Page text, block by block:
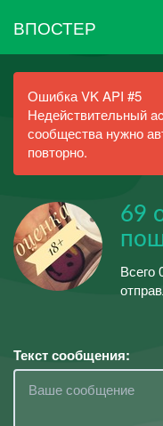
ВПОСТЕР
Ошибка VK API #5
Недействительный
сообщества нужно
повторно.
69
Всего
Текст сообщения: